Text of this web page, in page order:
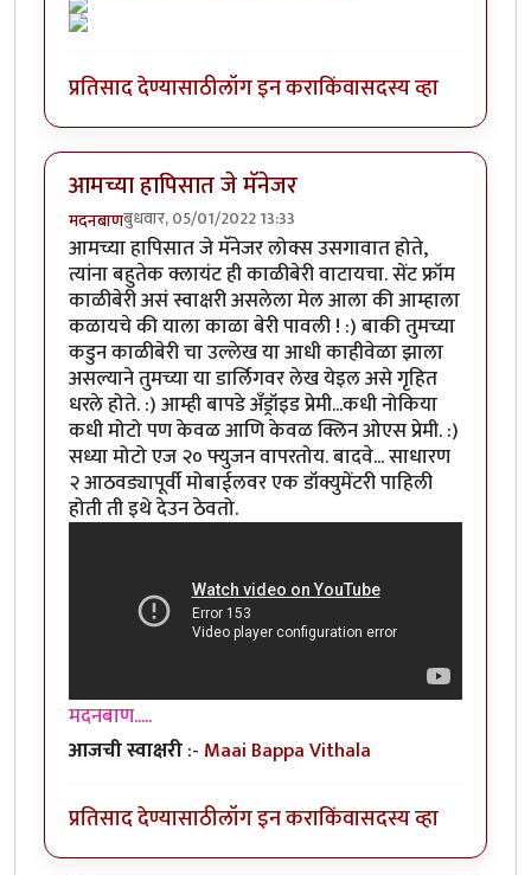
प्रतिसाद देण्यासाठीलॉग इन कराकिंवासदस्य व्हा
आमच्या हापिसात जे मॅनेजर
मदनबाणबुधवार, 05/01/2022 13:33
आमच्या हापिसात जे मॅनेजर लोक्स उसगावात होते,
त्यांना बहुतेक क्लायंट ही काळीबेरी वाटायचा. सेंट फ्रॉम
काळीबेरी असं स्वाक्षरी असलेला मेल आला की आम्हाला
कळायचे की याला काळा बेरी पावली ! :) बाकी तुमच्या
कडुन काळीबेरी चा उल्लेख या आधी काहीवेळा झाला
असल्याने तुमच्या या डार्लिगवर लेख येइल असे गृहित
धरले होते. :) आम्ही बापडे अँड्रॉइड प्रेमी...कधी नोकिया
कधी मोटो पण केवळ आणि केवळ क्लिन ओएस प्रेमी. :)
सध्या मोटो एज २० फ्युजन वापरतोय. बादवे... साधारण
२ आठवड्यापूर्वी मोबाईलवर एक डॉक्युमेंटरी पाहिली
होती ती इथे देउन ठेवतो.
मदनबाण.....
आजची स्वाक्षरी:- Maai Bappa Vithala
प्रतिसाद देण्यासाठीलॉग इन कराकिंवासदस्य व्हा